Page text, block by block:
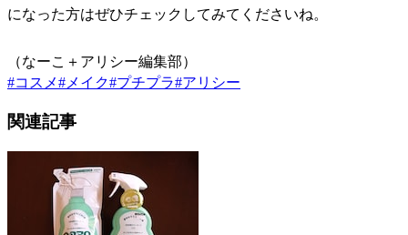
になった方はぜひチェックしてみてくださいね。
（なーこ＋アリシー編集部）
#コスメ# メイク#プチプラ#アリシー
関連記事